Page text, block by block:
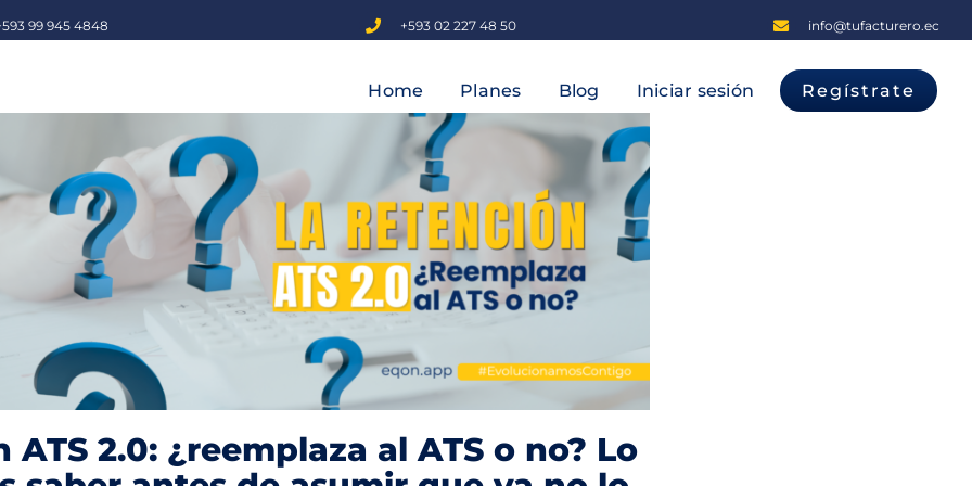
99 945 4848 +593 02 227 48 50 info@tufacturero.ec
Home Planes Blog Iniciar sesión Regístrate
ATS 2.0: ¿reemplaza al ATS o no? Lo